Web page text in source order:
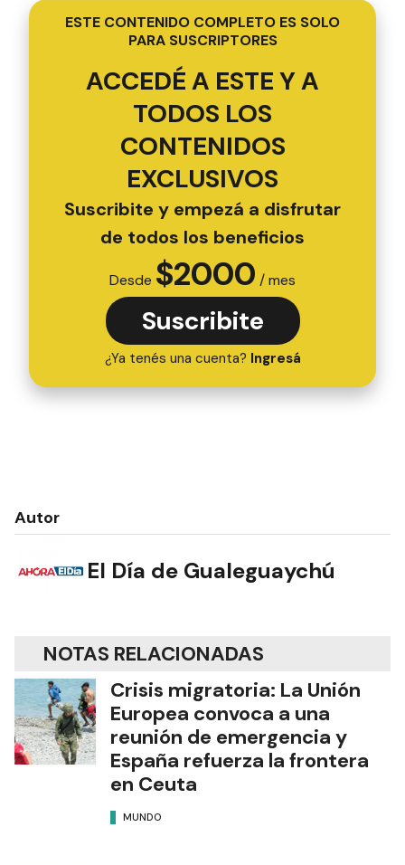
ESTE CONTENIDO COMPLETO ES SOLO
PARA SUSCRIPTORES
ACCEDÉ A ESTE Y A
TODOS LOS
CONTENIDOS
EXCLUSIVOS
Suscribite y empezá a disfrutar
de todos los beneficios
Desde $2000 / mes
Suscribite
¿Ya tenés una cuenta? Ingresá
Autor
El Día de Gualeguaychú
NOTAS RELACIONADAS
Crisis migratoria: La Unión
Europea convoca a una
reunión de emergencia y
España refuerza la frontera
en Ceuta
MUNDO